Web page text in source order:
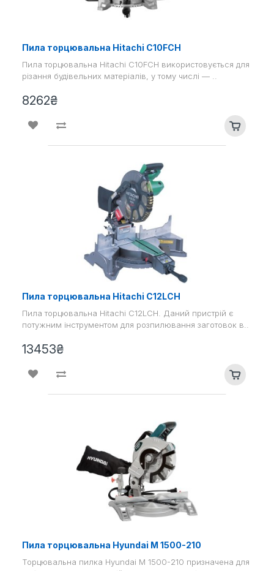
Пила торцювальна Hitachi C10FCH
Пила торцювальна Hitachi C10FCH використовується для
різання будівельних матеріалів, у тому числі — ..
8262₴
Пила торцювальна Hitachi C12LCH
Пила торцювальна Hitachi C12LCH. Даний пристрій є
потужним інструментом для розпилювання заготовок в..
13453₴
Пила торцювальна Hyundai M 1500-210
Торцювальна пилка Hyundai M 1500-210 призначена для